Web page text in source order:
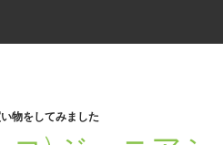
物をしてみました